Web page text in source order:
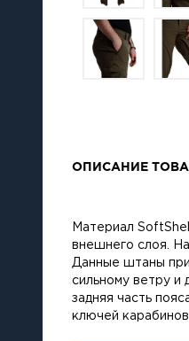
ОПИСАНИЕ
Материал
внешнего слоя.
Данные штаны
сильному ветру и
задняя часть
ключей